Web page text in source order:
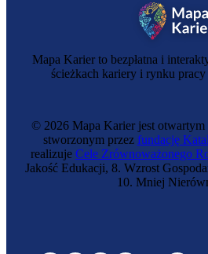
Mapa Karier to bezpłatna i
ścieżkach kariery i rynku
© 2026 Mapa Karier jest otwartym
stworzonym przez fundację
realizuje Cele Zrównoważonego
Jakość Edukacji, 8. Wzrost
10. Mniej